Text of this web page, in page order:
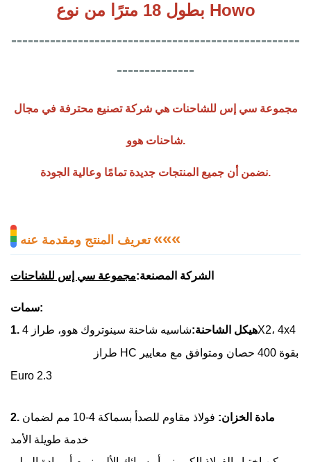
بطول 18 مترًا من نوع Howo
----------------------------------------------------
--------------
مجموعة سي إس للشاحنات هي شركة تصنيع محترفة في مجال
شاحنات هوو.
نضمن أن جميع المنتجات جديدة تمامًا وعالية الجودة.
تعريف المنتج ومقدمة عنه «««
الشركة المصنعة:مجموعة سي إس للشاحنات
سمات:
1. هيكل الشاحنة:شاسيه شاحنة سينوتروك هوو، طراز 4X2، 4x4
طراز HC بقوة 400 حصان ومتوافق مع معايير
Euro 2.3
2. مادة الخزان:
فولاذ مقاوم للصدأ بسماكة 4-10 مم لضمان
خدمة طويلة الأمد